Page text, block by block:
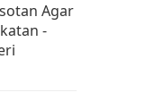
Agar
-